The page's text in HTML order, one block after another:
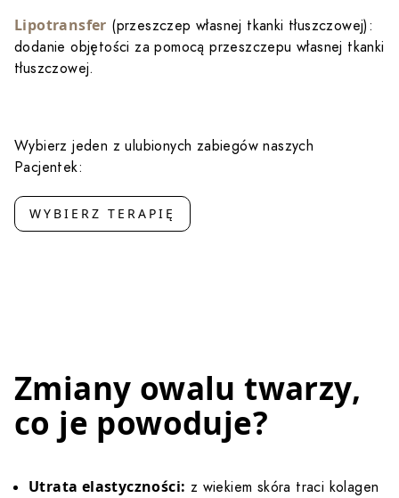
Lipotransfer (przeszczep własnej tkanki tłuszczowej):
dodanie objętości za pomocą przeszczepu własnej tkanki
tłuszczowej.
Wybierz jeden z ulubionych zabiegów naszych
Pacjentek:
WYBIERZ TERAPIĘ
Zmiany owalu twarzy,
co je powoduje?
Utrata elastyczności: z wiekiem skóra traci kolagen